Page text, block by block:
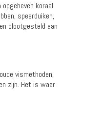
koraal
speerduiken,
blootgesteld aan
vismethoden,
zijn. Het is waar